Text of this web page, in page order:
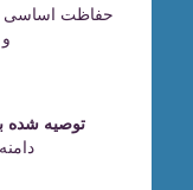
حفاظت اساسی
توصیه شده